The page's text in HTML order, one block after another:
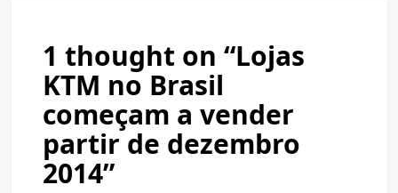
1 thought on “Lojas
KTM no Brasil
começam a vender
partir de dezembro
2014”